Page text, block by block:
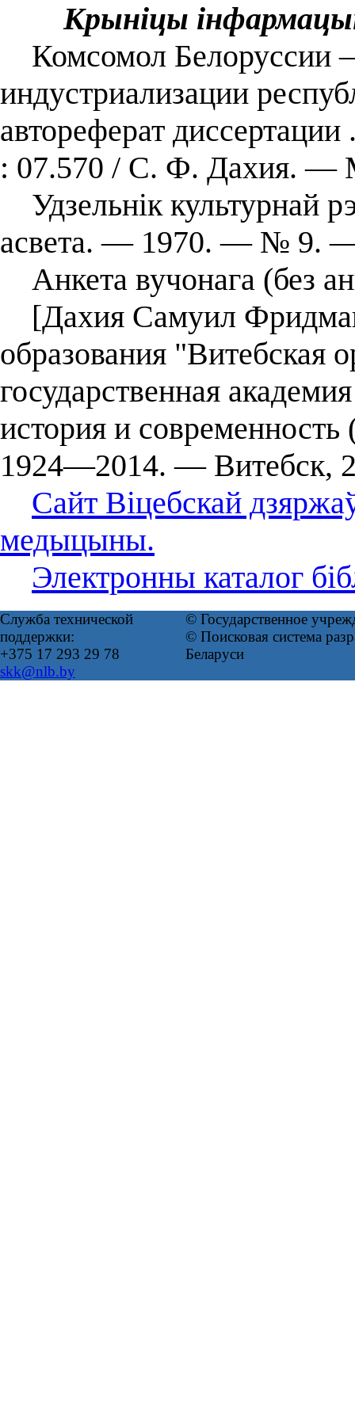
Крыніцы
Комсомол
индустриализации
автореферат
: 07.570 / С. Ф. Дахия. ―
Удзельнік культурнай
асвета. — 1970. — № 9.
Анкета вучонага (без
[Дахия Самуил
образования "Витебская
государственная
история и
1924—2014. — Витебск,
Сайт Віцебскай
медыцыны.
Электронны каталог
Служба технической
поддержки:
+375 17 293 29 78
skk@nlb.by
© Государственное
© Поисковая система
Беларуси